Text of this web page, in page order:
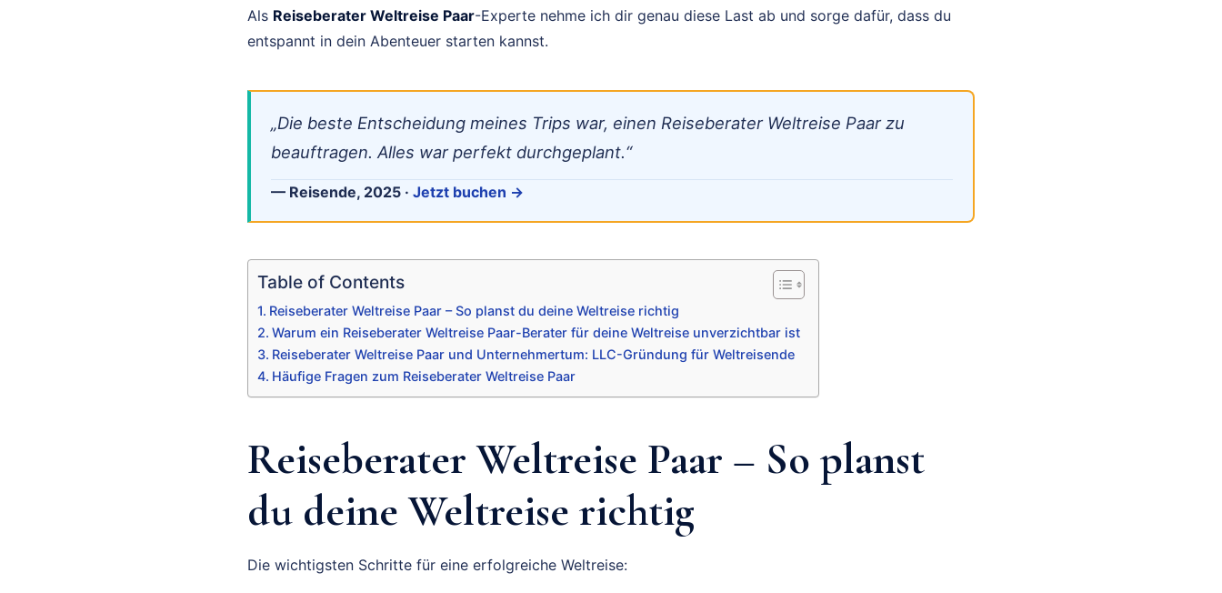
Als Reiseberater Weltreise Paar-Experte nehme ich dir genau diese Last ab und sorge dafür, dass du
entspannt in dein Abenteuer starten kannst.
„Die beste Entscheidung meines Trips war, einen Reiseberater Weltreise Paar zu
beauftragen. Alles war perfekt durchgeplant.“
— Reisende, 2025 · Jetzt buchen →
Table of Contents
Reiseberater Weltreise Paar – So planst du deine Weltreise richtig
Warum ein Reiseberater Weltreise Paar-Berater für deine Weltreise unverzichtbar ist
Reiseberater Weltreise Paar und Unternehmertum: LLC-Gründung für Weltreisende
Häufige Fragen zum Reiseberater Weltreise Paar
Reiseberater Weltreise Paar – So planst
du deine Weltreise richtig
Die wichtigsten Schritte für eine erfolgreiche Weltreise: